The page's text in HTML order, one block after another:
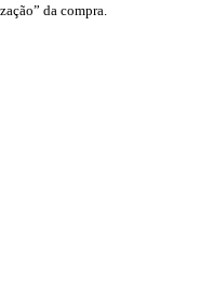
da compra.